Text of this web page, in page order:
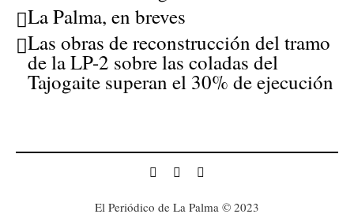
La Palma, en breves
Las obras de reconstrucción del tramo
de la LP-2 sobre las coladas del
Tajogaite superan el 30% de ejecución
El Periódico de La Palma © 2023